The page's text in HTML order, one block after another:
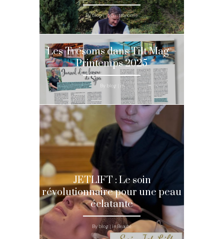
By blog | in Gastronomie
Les Trésoms dans Tilt Mag –
Printemps 2025
By blog | in
JETLIFT : Le soin
révolutionnaire pour une peau
éclatante
By blog | in Beauté